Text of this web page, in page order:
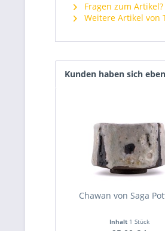
Fragen zum Artikel?
Weitere Artikel von
Kunden haben sich
Chawan von Saga
Inhalt 1 Stück